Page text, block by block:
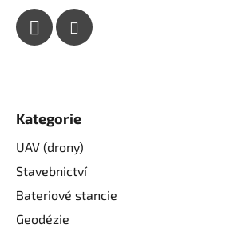
Kategorie
UAV (drony)
Stavebnictví
Bateriové stancie
Geodézie